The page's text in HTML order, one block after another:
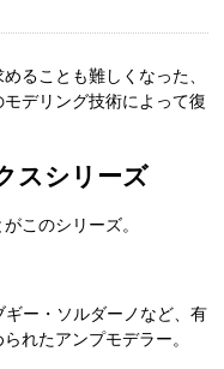
ることも難しくなった、
デリング技術によって復
スシリーズ
このシリーズ。
ー・ソルダーノなど、有
れたアンプモデラー。